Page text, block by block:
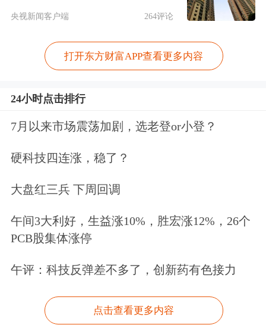
益业务联席主管科林·兰开斯特对媒体
兰，甚至有点创伤后应激反应。这又是
划。”
英国脱欧公投的走向。
钉钉。如果投资者相信政府当前的支出
反而可能提振市场情绪。
纽伯格投资管理公司的高级交易员
央视新闻客户端 264评论
打开东方财富APP查看更多内容
24小时点击排行
7月以来市场震荡加剧，选老登or小登？
硬科技四连涨，稳了？
大盘红三兵 下周回调
午间3大利好，生益涨10%，胜宏涨12%，26个
PCB股集体涨停
午评：科技反弹差不多了，创新药有色接力
点击查看更多内容